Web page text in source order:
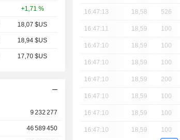
+1,71 %
18,07 $US
18,94 $US
17,70 $US
9 232 277
46 589 450
16:47:13 18,58 526
16:47:11 18,59 100
16:47:10 18,59 100
16:47:10 18,59 100
16:47:10 18,59 200
16:47:10 18,59 100
16:47:10 18,59 100
16:47:10 18,59 100